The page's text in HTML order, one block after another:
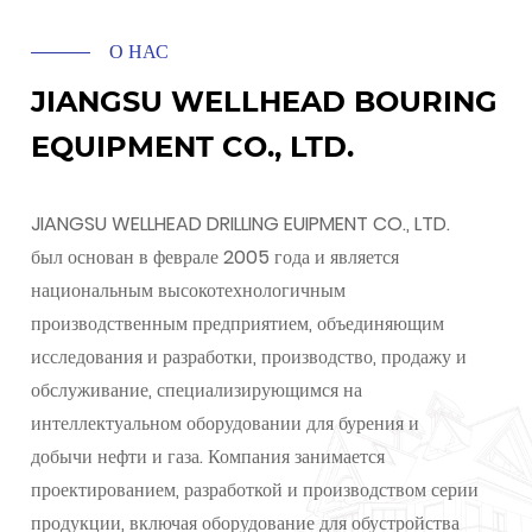
О НАС
JIANGSU WELLHEAD BOURING
EQUIPMENT CO., LTD.
JIANGSU WELLHEAD DRILLING EUIPMENT CO., LTD.
был основан в феврале 2005 года и является
национальным высокотехнологичным
производственным предприятием, объединяющим
исследования и разработки, производство, продажу и
обслуживание, специализирующимся на
интеллектуальном оборудовании для бурения и
добычи нефти и газа. Компания занимается
проектированием, разработкой и производством серии
продукции, включая оборудование для обустройства